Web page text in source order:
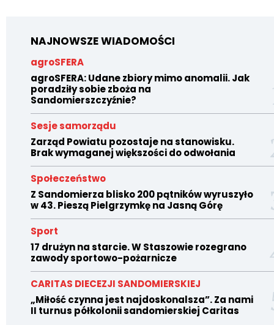
NAJNOWSZE WIADOMOŚCI
agroSFERA
agroSFERA: Udane zbiory mimo anomalii. Jak
poradziły sobie zboża na
Sandomierszczyźnie?
Sesje samorządu
Zarząd Powiatu pozostaje na stanowisku.
Brak wymaganej większości do odwołania
Społeczeństwo
Z Sandomierza blisko 200 pątników wyruszyło
w 43. Pieszą Pielgrzymkę na Jasną Górę
Sport
17 drużyn na starcie. W Staszowie rozegrano
zawody sportowo-pożarnicze
CARITAS DIECEZJI SANDOMIERSKIEJ
„Miłość czynna jest najdoskonalsza”. Za nami
II turnus półkolonii sandomierskiej Caritas